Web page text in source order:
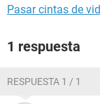
Pasar cintas de
1 respuesta
RESPUESTA 1 / 1